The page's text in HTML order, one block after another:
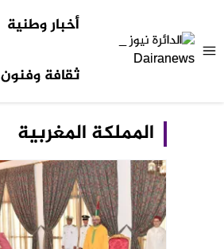
أخبار وطنية
ثقافة وفنون
المملكة المغربية